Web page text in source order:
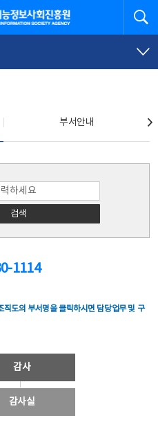
진흥원
부서안내
검색
1114
도의 부서명을 클릭하시면 담당업무 및 구
감사
감사실